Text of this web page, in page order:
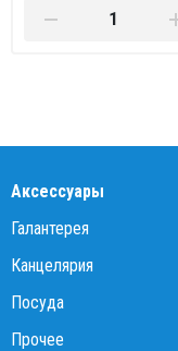
Аксессуары
Галантерея
Канцелярия
Посуда
Прочее